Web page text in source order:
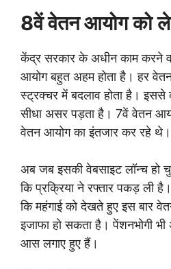
8वें वेतन आयोग को
केंद्र सरकार के अधीन काम करने
आयोग बहुत अहम होता है। हर
स्ट्रक्चर में बदलाव होता है। इससे
सीधा असर पड़ता है। 7वें वेतन
वेतन आयोग का इंतजार कर रहे थे।
अब जब इसकी वेबसाइट लॉन्च हो
कि प्रक्रिया ने रफ्तार पकड़ ली है।
कि महंगाई को देखते हुए इस बार
इजाफा हो सकता है। पेंशनभोगी
आस लगाए हुए हैं।